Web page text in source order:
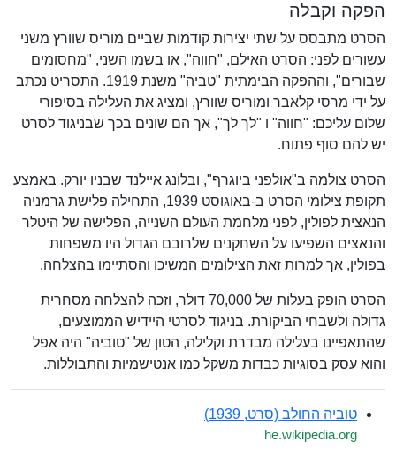
הפקה וקבלה
הסרט מתבסס על שתי יצירות קודמות שביים מוריס שוורץ משני
עשורים לפני: הסרט האילם, "חווה", או בשמו השני, "מחסומים
שבורים", וההפקה הבימתית "טביה" משנת 1919. התסריט נכתב
על ידי מרסי קלאבר ומוריס שוורץ, ומציג את העלילה בסיפורי
שלום עליכם: "חווה" ו "לך לך", אך הם שונים בכך שבניגוד לסרט
יש להם סוף פתוח.
הסרט צולמה ב"אולפני ביוגרף", ובלונג איילנד שבניו יורק. באמצע
תקופת צילומי הסרט ב-באוגוסט 1939, התחילה פלישת גרמניה
הנאצית לפולין, לפני מלחמת העולם השנייה, הפלישה של היטלר
והנאצים השפיעו על השחקנים שלרובם הגדול היו משפחות
בפולין, אך למרות זאת הצילומים המשיכו והסתיימו בהצלחה.
הסרט הופק בעלות של 70,000 דולר, וזכה להצלחה מסחרית
גדולה ולשבחי הביקורת. בניגוד לסרטי היידיש הממוצעים,
שהתאפיינו בעלילה מבדרת וקלילה, הטון של "טוביה" היה אפל
והוא עסק בסוגיות כבדות משקל כמו אנטישמיות והתבוללות.
טוביה החולב (סרט, 1939)
he.wikipedia.org